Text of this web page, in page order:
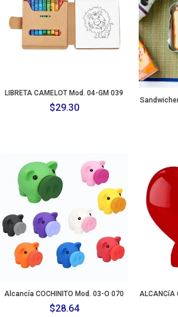
LIBRETA CAMELOT Mod. 04-GM 039
$29.30
Alcancía COCHINITO Mod. 03-O 070
$28.64
ALCANCíA